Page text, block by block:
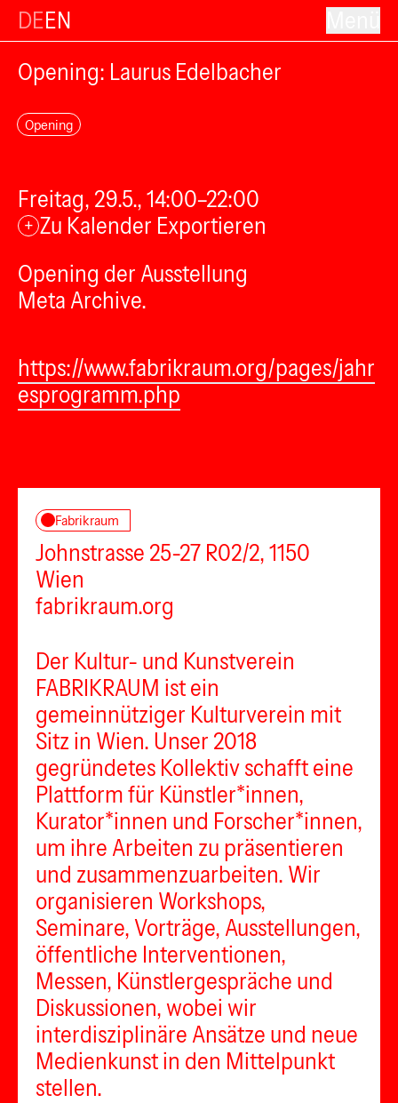
DEEN
Opening: Laurus Edelbacher
Opening
Freitag, 29.5., 14:00–22:00
+ Zu Kalender Exportieren
Opening der Ausstellung
Meta Archive.
https://www.fabrikraum.org/pages/jahr
esprogramm.php
Fabrikraum
Johnstrasse 25-27 R02/2, 1150
Wien
fabrikraum.org
Der Kultur- und Kunstverein
FABRIKRAUM ist ein
gemeinnütziger Kulturverein mit
Sitz in Wien. Unser 2018
gegründetes Kollektiv schafft eine
Plattform für Künstler*innen,
Kurator*innen und Forscher*innen,
um ihre Arbeiten zu präsentieren
und zusammenzuarbeiten. Wir
organisieren Workshops,
Seminare, Vorträge, Ausstellungen,
öffentliche Interventionen,
Messen, Künstlergespräche und
Diskussionen, wobei wir
interdisziplinäre Ansätze und neue
Medienkunst in den Mittelpunkt
stellen.